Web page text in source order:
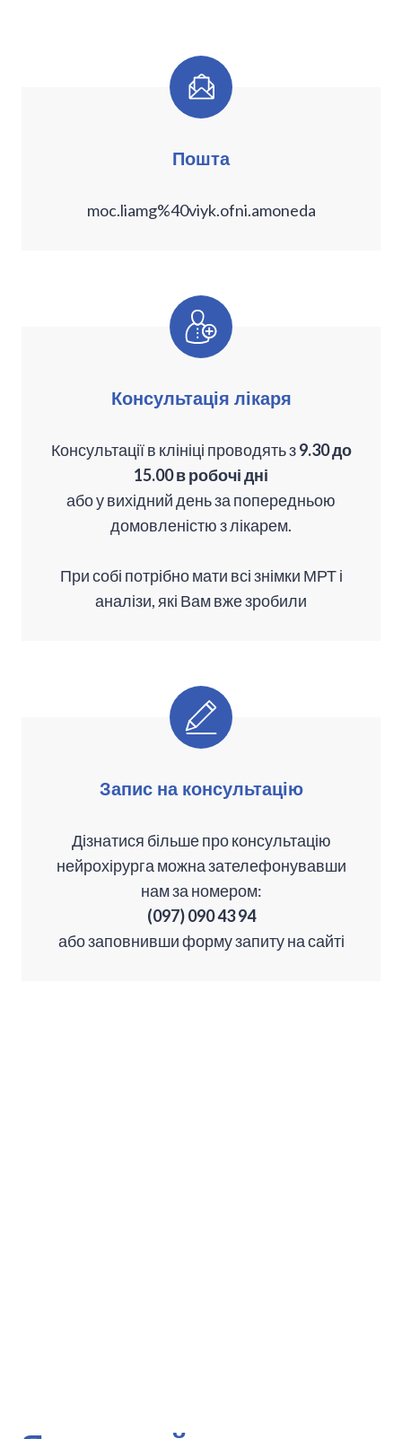
Пошта
moc.liamg%40viyk.ofni.amoneda
Консультація лікаря
Консультації в клініці проводять з9.30 до
15.00 в робочі дні
або у вихідний день за попередньою
домовленістю з лікарем.
При собі потрібно мати всі знімки МРТ і
аналізи, які Вам вже зробили
Запис на консультацію
Дізнатися більше про консультацію
нейрохірурга можна зателефонувавши
нам за номером:
(097) 090 43 94
або заповнивши форму запиту на сайті